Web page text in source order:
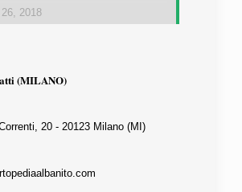
2018
(MILANO)
20 - 20123 Milano (MI)